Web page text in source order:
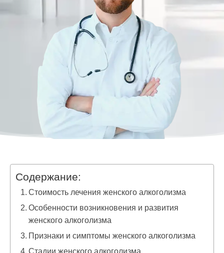
Содержание:
Стоимость лечения женского алкоголизма
Особенности возникновения и развития
женского алкоголизма
Признаки и симптомы женского алкоголизма
Стадии женского алкоголизма